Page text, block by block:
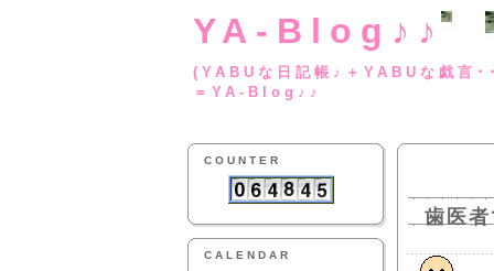
YA-Blog♪♪
(YABUな日記帳♪
＝YA-Blog♪♪
COUNTER
CALENDAR
歯医